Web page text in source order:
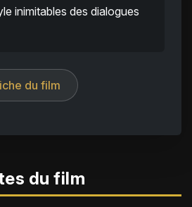
inimitables des dialogues
du film
du film